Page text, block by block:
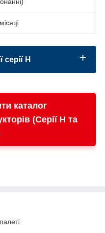
H
каталог
(Серії H та